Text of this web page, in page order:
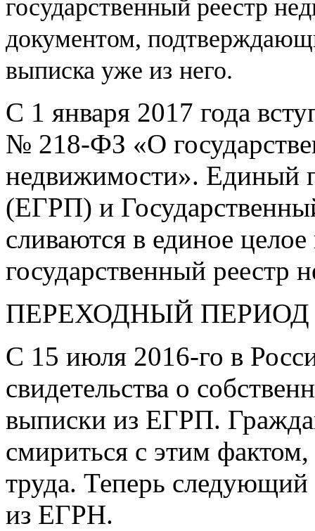
государственный реестр
документом,
выписка уже из него.
С 1 января 2017 года
№ 218-ФЗ «О
недвижимости». Единый
(ЕГРП) и
сливаются в единое
государственный
ПЕРЕХОДНЫЙ ПЕРИОД
С 15 июля 2016-го в
свидетельства о
выписки из ЕГРП.
смириться с этим
труда. Теперь
из ЕГРН.